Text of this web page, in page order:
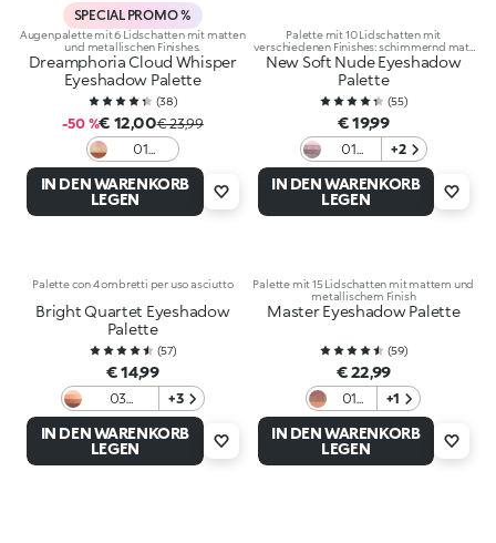
SPECIAL PROMO %
Augenpalette mit 6 Lidschatten mit matten
und metallischen Finishes.
Dreamphoria Cloud Whisper
Eyeshadow Palette
(38)
-50 %€ 12,00€ 23,99
01
Earthy
Elegance
IN DEN WARENKORB
LEGEN
Palette mit 10 Lidschatten mit
verschiedenen Finishes: schimmernd matt
und metallisch
New Soft Nude Eyeshadow
Palette
(55)
€ 19,99
01
Garden
Rose
+2
IN DEN WARENKORB
LEGEN
Palette con 4 ombretti per uso asciutto
Bright Quartet Eyeshadow
Palette
(57)
€ 14,99
03
Burgundy
Variations
+3
IN DEN WARENKORB
LEGEN
Palette mit 15 Lidschatten mit mattem und
metallischem Finish
Master Eyeshadow Palette
(59)
€ 22,99
01
Star
Of
The
+1
IN DEN WARENKORB
LEGEN